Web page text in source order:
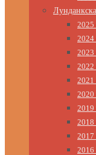
2025
2024
2023
2022
2021
2020
2019
2018
2017
2016